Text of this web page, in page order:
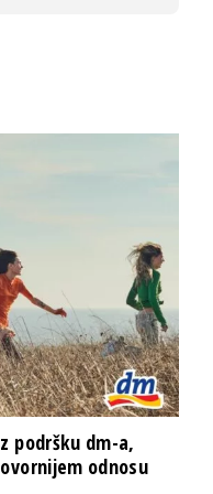
podršku dm-a,
odnosu